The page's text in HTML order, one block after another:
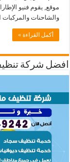
موقع, يقوم فنيو
والشاحنات والمركبات
أكمل القراءة »
افضل شركة